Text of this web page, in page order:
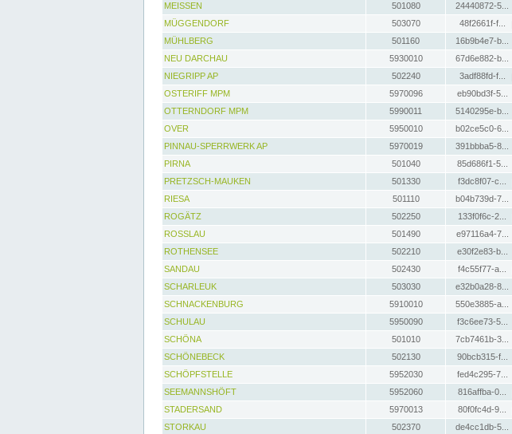
MEISSEN
501080 24440872-5...
MÜGGENDORF
503070 48f2661f-f...
MÜHLBERG
501160 16b9b4e7-b...
NEU DARCHAU
5930010 67d6e882-b...
NIEGRIPP AP
502240 3adf88fd-f...
OSTERIFF MPM
5970096 eb90bd3f-5...
OTTERNDORF MPM
5990011 5140295e-b...
OVER
5950010 b02ce5c0-6...
PINNAU-SPERRWERK AP
5970019 391bbba5-8...
PIRNA
501040 85d686f1-5...
PRETZSCH-MAUKEN
501330 f3dc8f07-c...
RIESA
501110 b04b739d-7...
ROGÄTZ
502250 133f0f6c-2...
ROSSLAU
501490 e97116a4-7...
ROTHENSEE
502210 e30f2e83-b...
SANDAU
502430 f4c55f77-a...
SCHARLEUK
503030 e32b0a28-8...
SCHNACKENBURG
5910010 550e3885-a...
SCHULAU
5950090 f3c6ee73-5...
SCHÖNA
501010 7cb7461b-3...
SCHÖNEBECK
502130 90bcb315-f...
SCHÖPFSTELLE
5952030 fed4c295-7...
SEEMANNSHÖFT
5952060 816affba-0...
STADERSAND
5970013 80f0fc4d-9...
STORKAU
502370 de4cc1db-5...